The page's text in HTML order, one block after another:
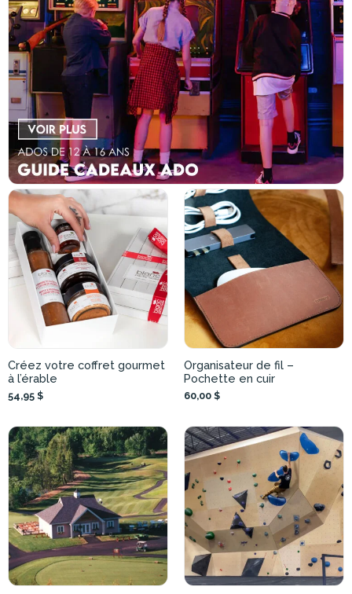
Créez votre coffret gourmet
à l’érable
54,95 $
Organisateur de fil –
Pochette en cuir
60,00 $